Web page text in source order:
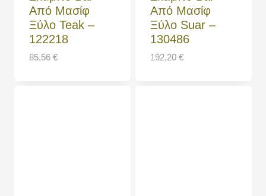
Από Μασίφ
Ξύλο Teak –
122218
85,56 €
Από Μασίφ
Ξύλο Suar –
130486
192,20 €